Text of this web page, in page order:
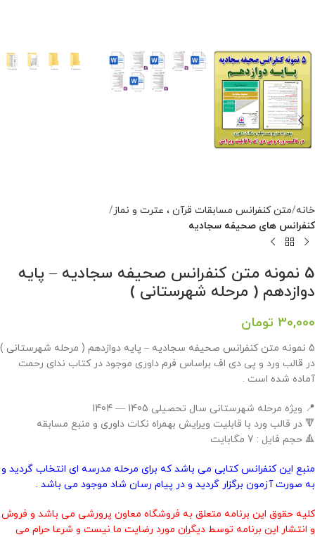
خانه متن کنفرانس مسابقات قرآن ، عترت و نماز
کنفرانس های صحیفه سجادیه
5 نمونه متن کنفرانس صحیفه سجادیه – پایه
دوازدهم ( مرحله شهرستانی )
30,000 تومان
5 نمونه متن کنفرانس صحیفه سجادیه – پایه دوازدهم ( مرحله شهرستانی )
در قالب ورد و پی دی اف براساس فرم داوری موجود در کتاب ندای رحمت
آماده شده است .
📍 ویژه مرحله شهرستانی سال تحصیلی 1405 — 1404
🔻 در قالب ورد با قابلیت ویرایش بهمراه نکات داوری و منبع مسابقه
🔺 حجم فایل : 7 مگابایت
منبع این کنفرانس کتابی می باشد که برای مرحله مدرسه ای انتخاب گردید و
به صورت آزمون برگزار گردید و در پیام رسان شاد موجود می باشد .
کلیه حقوق این برنامه متعلق به فروشگاه معاون پرورشی می باشد و فروش
و انتشار این برنامه توسط دیگران مورد رضایت ما نیست و شرعا حرام می